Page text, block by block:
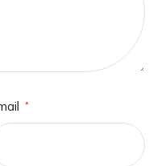
*